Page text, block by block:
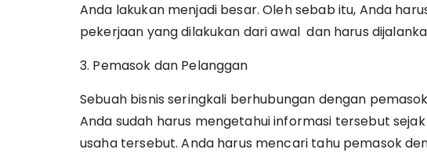
Anda lakukan menjadi besar. Oleh sebab itu, Anda
pekerjaan yang dilakukan dari awal dan harus
3. Pemasok dan Pelanggan
Sebuah bisnis seringkali berhubungan dengan
Anda sudah harus mengetahui informasi tersebut
usaha tersebut. Anda harus mencari tahu pemasok